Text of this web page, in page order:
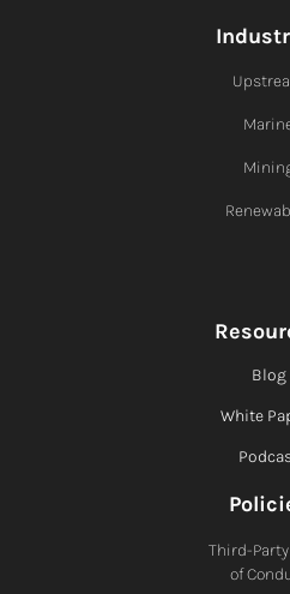
Blog
White
Third-
of